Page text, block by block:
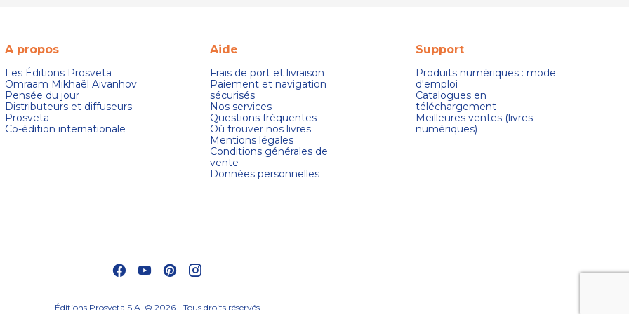
de confidentialité, en garantissant la conformité avec les réglementations. Personnalisez vos préférences pour
A propos
Les Éditions Prosveta
Omraam Mikhaël Aivanhov
Pensée du jour
Distributeurs et diffuseurs
Prosveta
Co-édition internationale
Aide
Frais de port et livraison
Paiement et navigation
sécurisés
Nos services
Questions fréquentes
Où trouver nos livres
Mentions légales
Conditions générales de
vente
Données personnelles
Support
Produits numériques : mode
d'emploi
Catalogues en
téléchargement
Meilleures ventes (livres
numériques)
Éditions Prosveta S.A. © 2026 - Tous droits réservés